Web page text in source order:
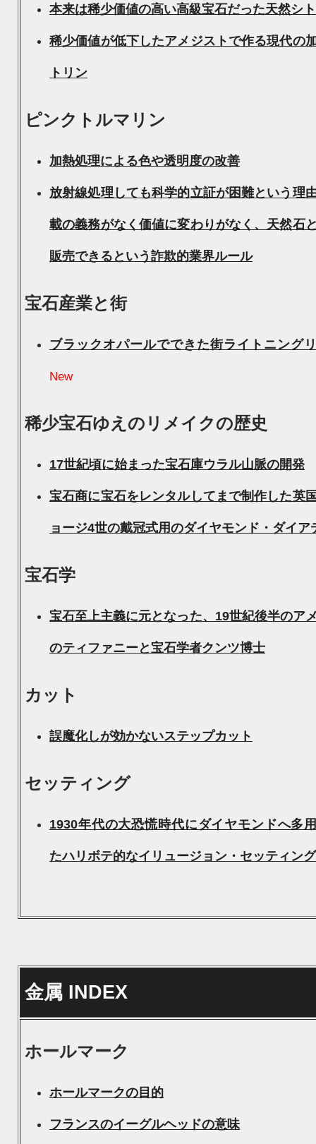
本来は稀少価値の高い高級宝石だった天然シ
稀少価値が低下したアメジストで作る現代の
トリン
ピンクトルマリン
加熱処理による色や透明度の改善
放射線処理しても科学的立証が困難という理
載の義務がなく価値に変わりがなく、天然石
販売できるという詐欺的業界ルール
宝石産業と街
ブラックオパールでできた街ライトニング
New
稀少宝石ゆえのリメイクの歴史
17世紀頃に始まった宝石庫ウラル山脈の開発
宝石商に宝石をレンタルしてまで制作した英
ョージ4世の戴冠式用のダイヤモンド・ダイア
宝石学
宝石至上主義に元となった、19世紀後半のア
のティファニーと宝石学者クンツ博士
カット
誤魔化しが効かないステップカット
セッティング
1930年代の大恐慌時代にダイヤモンドへ多
たハリボテ的なイリュージョン・セッティング
金属 INDEX
ホールマーク
ホールマークの目的
フランスのイーグルヘッドの意味